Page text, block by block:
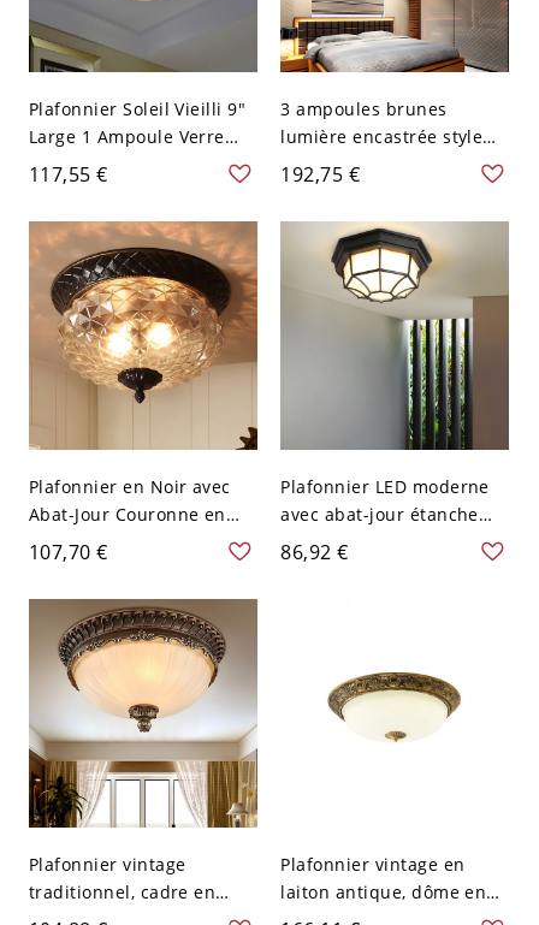
Plafonnier Soleil Vieilli 9"
Large 1 Ampoule Verre
Laité Montage Encastré
Blanc
117,55 €
3 ampoules brunes
lumière encastrée style
rustique motif cheval
gravé plafonnier kit
192,75 €
Plafonnier en Noir avec
Abat-Jour Couronne en
Verre à Treillis Lampe
Encastrée à 2 Ampoules
Style Traditionnel - Noir
110 V-120 V
107,70 €
Plafonnier LED moderne
avec abat-jour étanche
pour cour et balcon - 110
V-120 V Noir 22,86 cm
86,92 €
Plafonnier vintage
traditionnel, cadre en
résine sculptée
Plafonnier vintage en
laiton antique, dôme en
verre dépoli avec bordure